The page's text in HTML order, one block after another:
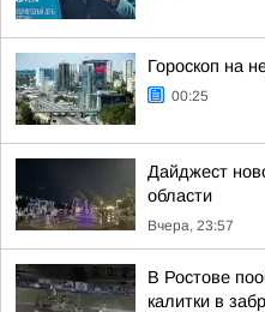
Гороскоп на
00:25
Дайджест
области
Вчера, 23:57
В Ростове
калитки в